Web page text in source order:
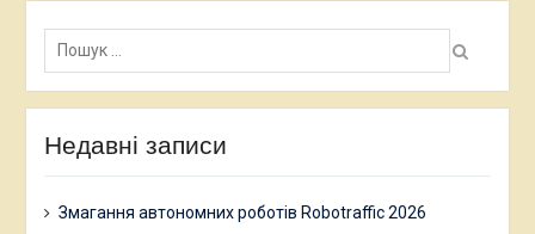
Пошук:
Недавні записи
Змагання автономних роботів Robotraffic 2026